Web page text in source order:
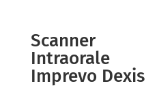
Scanner
Intraorale
Imprevo Dexis